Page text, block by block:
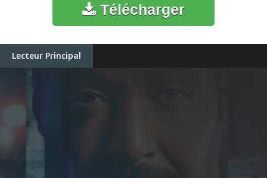
Télécharger
Lecteur Principal